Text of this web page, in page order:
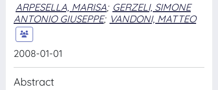
ARPESELLA, MARISA; GERZELI, SIMONE
ANTONIO GIUSEPPE; VANDONI, MATTEO
2008-01-01
Abstract